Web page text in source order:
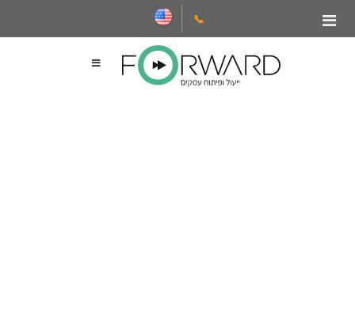
📞